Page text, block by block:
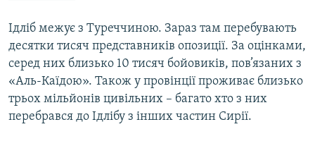
Ідліб межує з Туреччиною. Зараз там перебувають
десятки тисяч представників опозиції. За оцінками,
серед них близько 10 тисяч бойовиків, пов’язаних з
«Аль-Каїдою». Також у провінції проживає близько
трьох мільйонів цивільних – багато хто з них
перебрався до Ідлібу з інших частин Сирії.